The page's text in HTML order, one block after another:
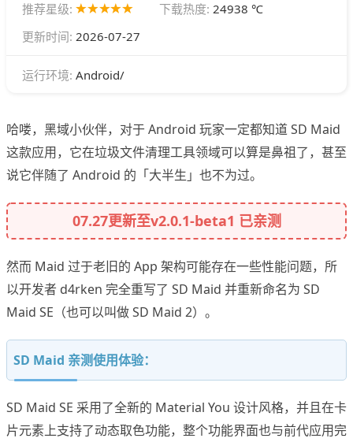
推荐星级:
下载热度: 24938 ℃
更新时间: 2026-07-27
运行环境: Android/
哈喽，黑域小伙伴，对于 Android 玩家一定都知道 SD Maid
这款应用，它在垃圾文件清理工具领域可以算是鼻祖了，甚至
说它伴随了 Android 的「大半生」也不为过。
07.27更新至v2.0.1-beta1 已亲测
然而 Maid 过于老旧的 App 架构可能存在一些性能问题，所
以开发者 d4rken 完全重写了 SD Maid 并重新命名为 SD
Maid SE（也可以叫做 SD Maid 2）。
SD Maid 亲测使用体验：
SD Maid SE 采用了全新的 Material You 设计风格，并且在卡
片元素上支持了动态取色功能，整个功能界面也与前代应用完